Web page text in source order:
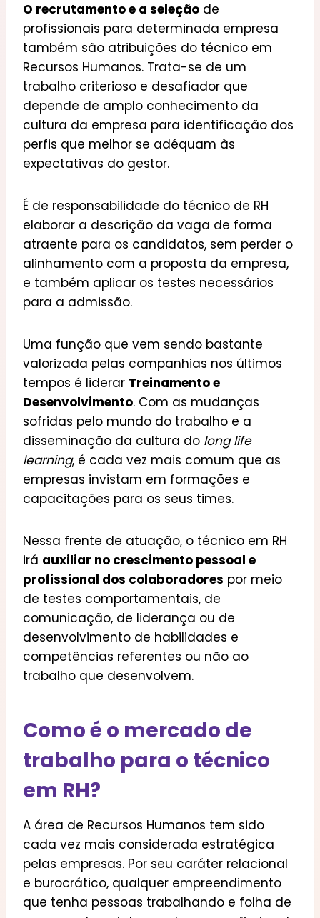
O recrutamento e a seleção de
profissionais para determinada empresa
também são atribuições do técnico em
Recursos Humanos. Trata-se de um
trabalho criterioso e desafiador que
depende de amplo conhecimento da
cultura da empresa para identificação dos
perfis que melhor se adéquam às
expectativas do gestor.
É de responsabilidade do técnico de RH
elaborar a descrição da vaga de forma
atraente para os candidatos, sem perder o
alinhamento com a proposta da empresa,
e também aplicar os testes necessários
para a admissão.
Uma função que vem sendo bastante
valorizada pelas companhias nos últimos
tempos é liderar Treinamento e
Desenvolvimento. Com as mudanças
sofridas pelo mundo do trabalho e a
disseminação da cultura do long life
learning, é cada vez mais comum que as
empresas invistam em formações e
capacitações para os seus times.
Nessa frente de atuação, o técnico em RH
irá auxiliar no crescimento pessoal e
profissional dos colaboradores por meio
de testes comportamentais, de
comunicação, de liderança ou de
desenvolvimento de habilidades e
competências referentes ou não ao
trabalho que desenvolvem.
Como é o mercado de
trabalho para o técnico
em RH?
A área de Recursos Humanos tem sido
cada vez mais considerada estratégica
pelas empresas. Por seu caráter relacional
e burocrático, qualquer empreendimento
que tenha pessoas trabalhando e folha de